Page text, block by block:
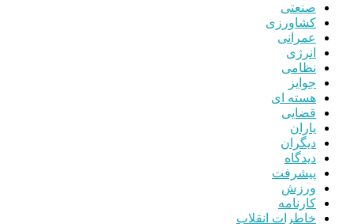
صنعتی
کشاورزی
عمرانی
انرژی
نظامی
جوایز
هسته ای
قضایی
یاران
دیگران
دیدگاه
پیشرفت
ورزش
کارنامه
خاطرات انقلاب